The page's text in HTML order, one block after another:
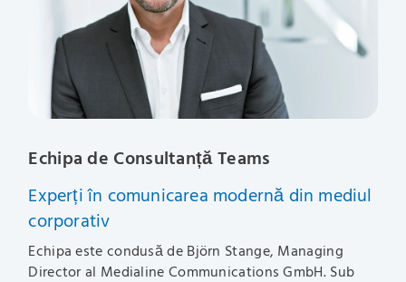
Echipa de Consultanță Teams
Experți în comunicarea modernă din mediul
corporativ
Echipa este condusă de Björn Stange, Managing
Director al Medialine Communications GmbH. Sub